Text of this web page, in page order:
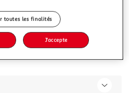
Ajouter au panier
Ajouter à une liste
toutes les finalités
J'accepte